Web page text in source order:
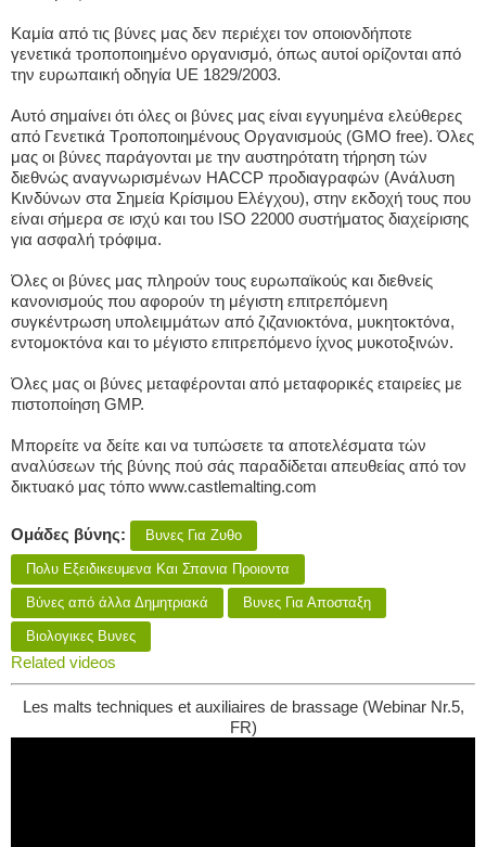
Καμία από τις βύνες μας δεν περιέχει τον οποιονδήποτε
γενετικά τροποποιημένο οργανισμό, όπως αυτοί ορίζονται από
την ευρωπαική οδηγία UE 1829/2003.
Αυτό σημαίνει ότι όλες οι βύνες μας είναι εγγυημένα ελεύθερες
από Γενετικά Τροποποιημένους Οργανισμούς (GMO free). Όλες
μας οι βύνες παράγονται με την αυστηρότατη τήρηση τών
διεθνώς αναγνωρισμένων HACCP προδιαγραφών (Ανάλυση
Κινδύνων στα Σημεία Κρίσιμου Ελέγχου), στην εκδοχή τους που
είναι σήμερα σε ισχύ και του ISO 22000 συστήματος διαχείρισης
για ασφαλή τρόφιμα.
Όλες οι βύνες μας πληρούν τους ευρωπαϊκούς και διεθνείς
κανονισμούς που αφορούν τη μέγιστη επιτρεπόμενη
συγκέντρωση υπολειμμάτων από ζιζανιοκτόνα, μυκητοκτόνα,
εντομοκτόνα και το μέγιστο επιτρεπόμενο ίχνος μυκοτοξινών.
Όλες μας οι βύνες μεταφέρονται από μεταφορικές εταιρείες με
πιστοποίηση GMP.
Μπορείτε να δείτε και να τυπώσετε τα αποτελέσματα τών
αναλύσεων τής βύνης πού σάς παραδίδεται απευθείας από τον
δικτυακό μας τόπο www.castlemalting.com
Ομάδες βύνης: Βυνες Για Ζυθο
Πολυ Εξειδικευμενα Και Σπανια Προιοντα
Βύνες από άλλα Δημητριακά Βυνες Για Αποσταξη
Βιολογικες Βυνες
Related videos
Les malts techniques et auxiliaires de brassage (Webinar Nr.5,
FR)